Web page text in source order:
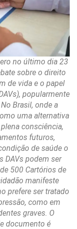
no último dia 23
sobre o direito
de vida e o papel
popularmente
Brasil, onde a
uma alternativa
consciência,
futuros,
de saúde o
DAVs podem ser
500 Cartórios de
manifeste
prefere ser tratado
como em
graves. O
documento é